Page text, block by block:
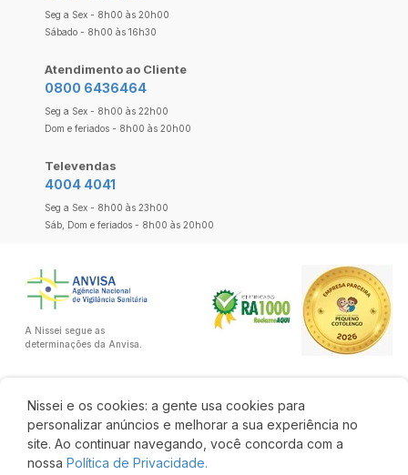
Nissei e os cookies: a gente usa cookies para
personalizar anúncios e melhorar a sua experiência no
site. Ao continuar navegando, você concorda com a
nossa Política de Privacidade.
Seg a Sex - 8h00 às 20h00
Sábado - 8h00 às 16h30
Atendimento ao Cliente
0800 6436464
Seg a Sex - 8h00 às 22h00
Dom e feriados - 8h00 às 20h00
Televendas
4004 4041
Seg a Sex - 8h00 às 23h00
Sáb, Dom e feriados - 8h00 às 20h00
A Nissei segue as
determinações da Anvisa.